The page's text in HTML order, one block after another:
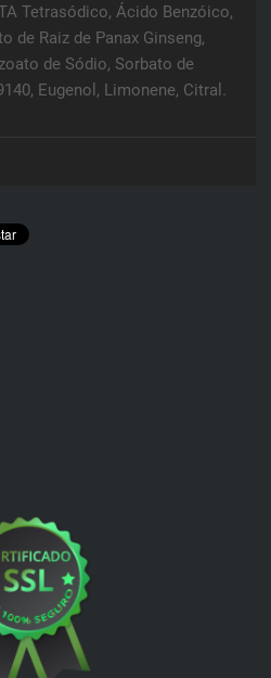
Tetrasódico, Ácido Benzóico,
de Raiz de Panax Ginseng,
de Sódio, Sorbato de
Eugenol, Limonene, Citral.